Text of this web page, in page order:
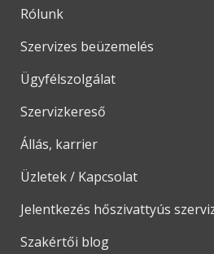
Rólunk
Szervizes beüzemelés
Ügyfélszolgálat
Szervizkereső
Állás, karrier
Üzletek / Kapcsolat
Jelentkezés hőszivattyús
Szakértői blog